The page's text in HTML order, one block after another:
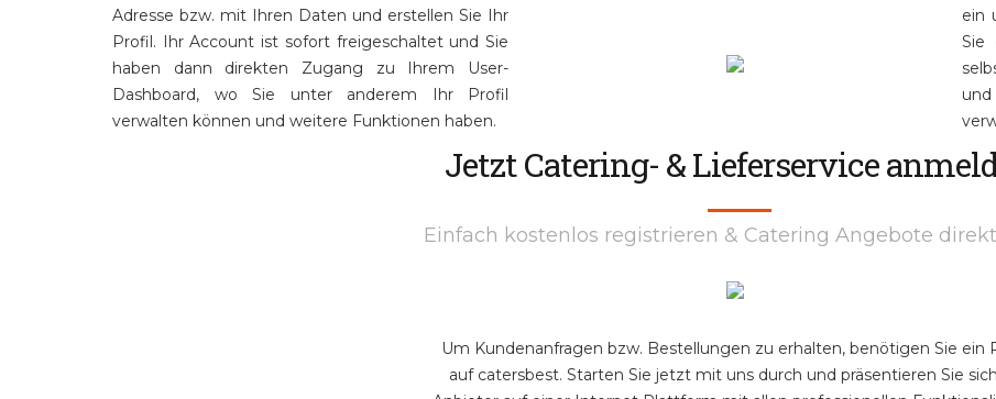
Adresse bzw. mit Ihren Daten und erstellen Sie Ihr
Profil. Ihr Account ist sofort freigeschaltet und Sie
haben dann direkten Zugang zu Ihrem User-
Dashboard, wo Sie unter anderem Ihr Profil
verwalten können und weitere Funktionen haben.
ein
Sie
Jetzt Catering- & Lieferservice
Einfach kostenlos registrieren & Catering Angebote
Um Kundenanfragen bzw. Bestellungen zu erhalten, benötigen Sie ein
auf catersbest. Starten Sie jetzt mit uns durch und präsentieren Sie